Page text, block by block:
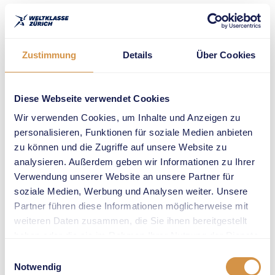
Zustimmung Details Über Cookies
Diese Webseite verwendet Cookies
Wir verwenden Cookies, um Inhalte und Anzeigen zu
personalisieren, Funktionen für soziale Medien anbieten
zu können und die Zugriffe auf unsere Website zu
analysieren. Außerdem geben wir Informationen zu Ihrer
Verwendung unserer Website an unsere Partner für
soziale Medien, Werbung und Analysen weiter. Unsere
Partner führen diese Informationen möglicherweise mit
weiteren Daten zusammen, die Sie ihnen bereitgestellt
Notwendig
Final beginnt am 22. März
Wettkämpfen der
Altersklassen U16 und U14.
U10-Teams an. Jede
Altersklasse ist in Kategorien
für Mädchen-, Knaben- und
Mixed-Teams unterteilt.
Vier
Disziplinen
und echter